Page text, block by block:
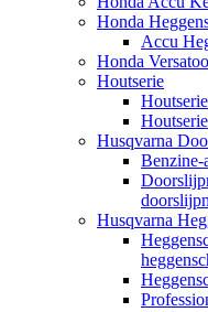
Honda
Accu
Honda
Houtserie
Husqvarna
Benzine-
Husqvarna